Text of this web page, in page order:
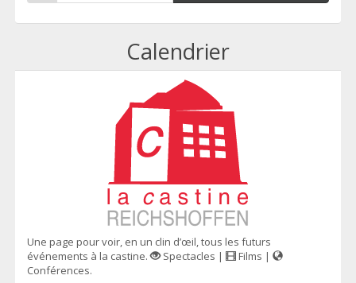
Calendrier
Une page pour voir, en un clin d’œil, tous les futurs
événements à la castine.
Spectacles |
Films |
Conférences.